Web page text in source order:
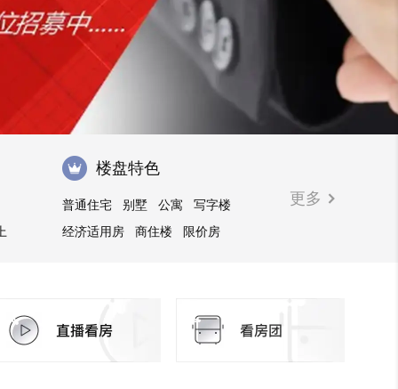
楼盘特色
普通住宅 别墅 公寓
写字楼
经济适用房
商住楼
限价房
更多